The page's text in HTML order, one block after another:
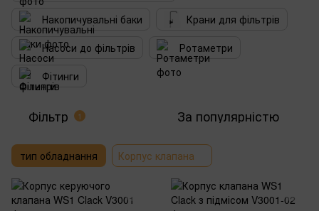
Накопичувальні баки
Крани для фільтрів
Насоси до фільтрів
Ротаметри
Фітинги
Фільтр 1 За популярністю
тип обладнання Корпус клапана